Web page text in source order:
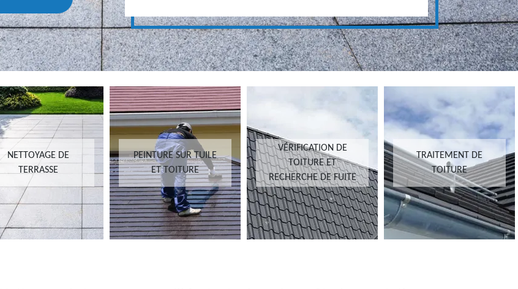
NETTOYAGE DE
TERRASSE
PEINTURE SUR TUILE
ET TOITURE
VÉRIFICATION DE
TOITURE ET
RECHERCHE DE FUITE
TRAITEMENT DE
TOITURE